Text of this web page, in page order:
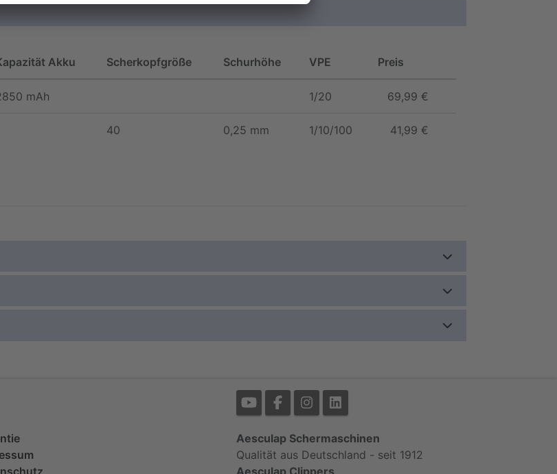
Akku Scherkopfgröße Schurhöhe VPE Preis
mAh 1/20 69,99 €
40 0,25 mm 1/10/100 41,99 €
Aesculap Schermaschinen
Qualität aus Deutschland - seit 1912
Aesculap Clippers